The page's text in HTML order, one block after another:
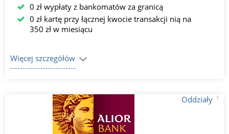
0 zł wypłaty z bankomatów za granicą
0 zł kartę przy łącznej kwocie transakcji nią na
350 zł w miesiącu
Więcej szczegółów
Oddziały 1